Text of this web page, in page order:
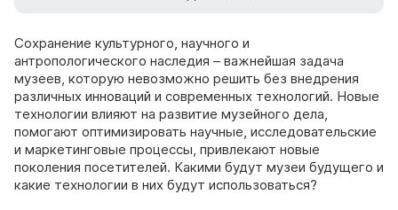
Сохранение культурного, научного и
антропологического наследия – важнейшая задача
музеев, которую невозможно решить без внедрения
различных инноваций и современных технологий. Новые
технологии влияют на развитие музейного дела,
помогают оптимизировать научные, исследовательские
и маркетинговые процессы, привлекают новые
поколения посетителей. Какими будут музеи будущего и
какие технологии в них будут использоваться?